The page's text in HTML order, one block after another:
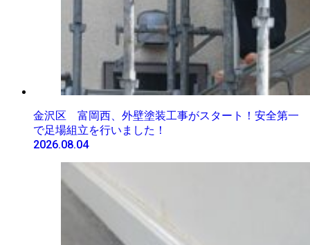
金沢区 富岡西、外壁塗装工事がスタート！安全第一
で足場組立を行いました！
2026.08.04